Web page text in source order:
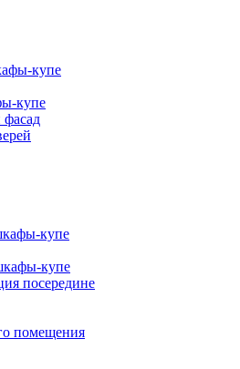
купе
купе
фасад
купе
купе
посередине
помещения